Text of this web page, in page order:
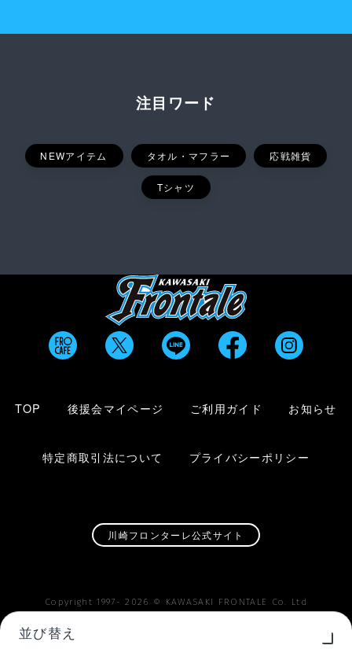
並び替え
注目ワード
NEWアイテム タオル・マフラー 応戦雑貨
Tシャツ
TOP 後援会マイページ ご利用ガイド お知らせ
特定商取引法について プライバシーポリシー
川崎フロンターレ公式サイト
Copyright 1997-2026 © KAWASAKI FRONTALE Co. Ltd